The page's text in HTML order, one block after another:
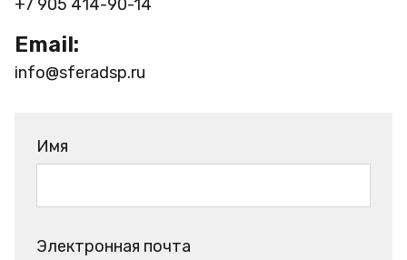
+7 905 414-90-14
Email:
info@sferadsp.ru
Имя
Электронная почта